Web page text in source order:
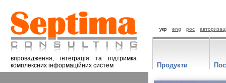
впровадження, інтеграція та підтримка
комплексних інформаційних систем
укр eng рос
Продукти